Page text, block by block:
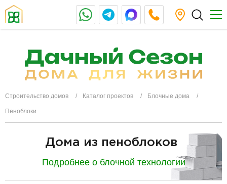
Строительство домов Каталог проектов Блочные дома
Пеноблоки
Дома из пеноблоков
Подробнее о блочной технологии